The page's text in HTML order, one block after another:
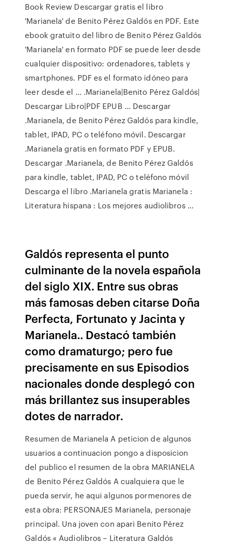
Book Review Descargar gratis el libro
'Marianela' de Benito Pérez Galdós en PDF. Este
ebook gratuito del libro de Benito Pérez Galdós
'Marianela' en formato PDF se puede leer desde
cualquier dispositivo: ordenadores, tablets y
smartphones. PDF es el formato idóneo para
leer desde el … .Marianela|Benito Pérez Galdós|
Descargar Libro|PDF EPUB ... Descargar
.Marianela, de Benito Pérez Galdós para kindle,
tablet, IPAD, PC o teléfono móvil. Descargar
.Marianela gratis en formato PDF y EPUB.
Descargar .Marianela, de Benito Pérez Galdós
para kindle, tablet, IPAD, PC o teléfono móvil
Descarga el libro .Marianela gratis Marianela :
Literatura hispana : Los mejores audiolibros ...
Galdós representa el punto
culminante de la novela española
del siglo XIX. Entre sus obras
más famosas deben citarse Doña
Perfecta, Fortunato y Jacinta y
Marianela.. Destacó también
como dramaturgo; pero fue
precisamente en sus Episodios
nacionales donde desplegó con
más brillantez sus insuperables
dotes de narrador.
Resumen de Marianela A peticion de algunos
usuarios a continuacion pongo a disposicion
del publico el resumen de la obra MARIANELA
de Benito Pérez Galdós A cualquiera que le
pueda servir, he aqui algunos pormenores de
esta obra: PERSONAJES Marianela, personaje
principal. Una joven con apari Benito Pérez
Galdós « Audiolibros – Literatura Galdós